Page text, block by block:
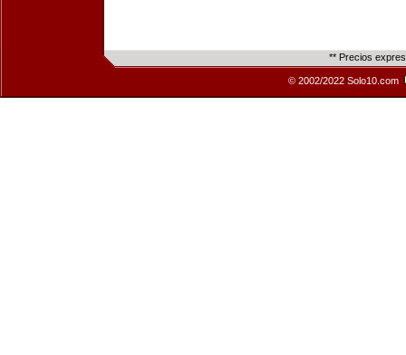
** Precios
© 2002/2022 Solo10.com